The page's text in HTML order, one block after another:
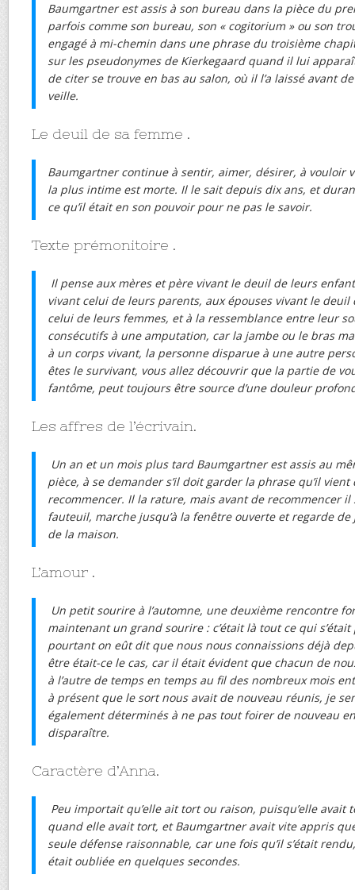
Baumgartner est assis à son bureau dans la pièce du
parfois comme son bureau, son « cogitorium » ou son
engagé à mi-chemin dans une phrase du troisième
sur les pseudonymes de Kierkegaard quand il lui
de citer se trouve en bas au salon, où il l’a laissé avant
veille.
Le deuil de sa femme .
Baumgartner continue à sentir, aimer, désirer, à vouloir
la plus intime est morte. Il le sait depuis dix ans, et
ce qu’il était en son pouvoir pour ne pas le savoir.
Texte prémonitoire .
Il pense aux mères et père vivant le deuil de leurs
vivant celui de leurs parents, aux épouses vivant le
celui de leurs femmes, et à la ressemblance entre leur
consécutifs à une amputation, car la jambe ou le bras
à un corps vivant, la personne disparue à une autre
êtes le survivant, vous allez découvrir que la partie de
fantôme, peut toujours être source d’une douleur
Les affres de l’écrivain.
Un an et un mois plus tard Baumgartner est assis au
pièce, à se demander s’il doit garder la phrase qu’il
recommencer. Il la rature, mais avant de recommencer il
fauteuil, marche jusqu’à la fenêtre ouverte et regarde de
de la maison.
L’amour .
Un petit sourire à l’automne, une deuxième rencontre
maintenant un grand sourire : c’était là tout ce qui s’était
pourtant on eût dit que nous nous connaissions déjà
être était-ce le cas, car il était évident que chacun de
à l’autre de temps en temps au fil des nombreux mois
à présent que le sort nous avait de nouveau réunis, je
également déterminés à ne pas tout foirer de nouveau
disparaître.
Caractère d’Anna.
Peu importait qu’elle ait tort ou raison, puisqu’elle avait
quand elle avait tort, et Baumgartner avait vite appris
seule défense raisonnable, car une fois qu’il s’était
était oubliée en quelques secondes.